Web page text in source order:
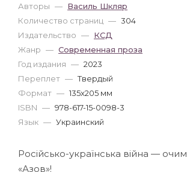
Авторы — Василь Шкляр
Количество страниц — 304
Издательство — КСД
Жанр — Современная проза
Год издания — 2023
Переплет — Твердый
Формат — 135x205 мм
ISBN — 978-617-15-0098-3
Язык — Украинский
Російсько-українська війна —
«Азов»!